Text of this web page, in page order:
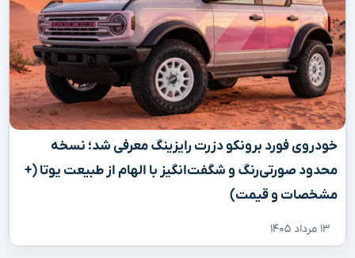
خودروی فورد برونکو دزرت رایزینگ معرفی شد؛ نسخه
محدود صورتی‌رنگ و شگفت‌انگیز با الهام از طبیعت یوتا (+
مشخصات و قیمت)
۱۳ مرداد ۱۴۰۵